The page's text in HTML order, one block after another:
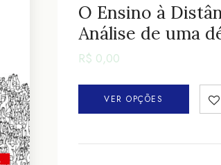
O Ensino à
Análise de uma
R$ 0,00
VER OPÇÕES